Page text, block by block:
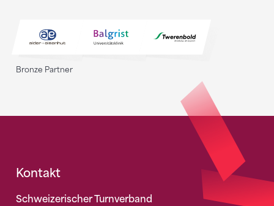
Bronze Partner
Fusszeile
Kontakt
Schweizerischer Turnverband